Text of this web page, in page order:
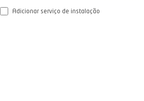
Adicionar serviço de instalação